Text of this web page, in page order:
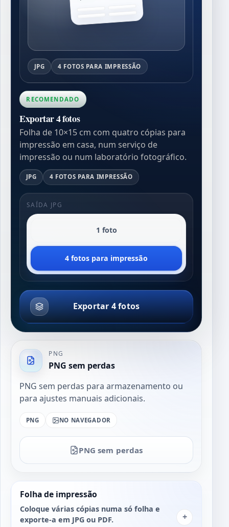
JPG 4 FOTOS PARA IMPRESSÃO
RECOMENDADO
Exportar 4 fotos
Folha de 10×15 cm com quatro cópias para
impressão em casa, num serviço de
impressão ou num laboratório fotográfico.
JPG 4 FOTOS PARA IMPRESSÃO
SAÍDA JPG
1 foto
4 fotos para impressão
Exportar 4 fotos
PNG
PNG sem perdas
PNG sem perdas para armazenamento ou
para ajustes manuais adicionais.
PNG NO NAVEGADOR
PNG sem perdas
Folha de impressão
Coloque várias cópias numa só folha e
exporte-a em JPG ou PDF.
+